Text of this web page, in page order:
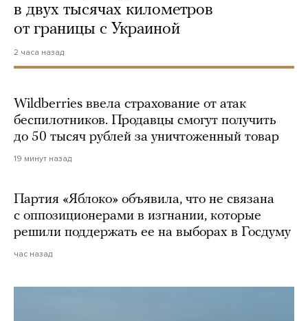
в двух тысячах километров
от границы с Украиной
2 часа назад
Wildberries ввела страхование от атак
беспилотников. Продавцы смогут получить
до 50 тысяч рублей за уничтоженный товар
19 минут назад
Партия «Яблоко» объявила, что не связана
с оппозиционерами в изгнании, которые
решили поддержать ее на выборах в Госдуму
час назад